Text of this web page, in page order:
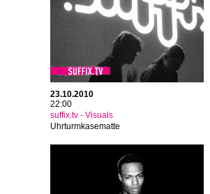
23.10.2010
22:00
suffix.tv - Visuals
Uhrturmkasematte